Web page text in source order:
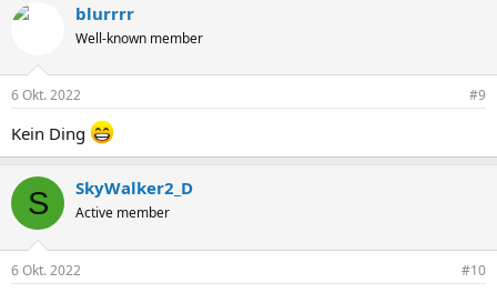
k
e
:
blurrrr
Well-known member
6 Okt. 2022 #9
Kein Ding
S SkyWalker2_D
Active member
6 Okt. 2022 #10